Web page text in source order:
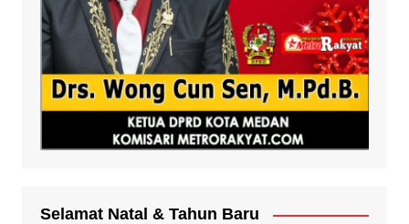
Selamat Natal & Tahun Baru